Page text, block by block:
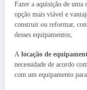
Fazer a aquisição de uma
opção mais viável e
construir ou reformar,
desses equipamentos;
A locação de
necessidade de acordo
com um equipamento